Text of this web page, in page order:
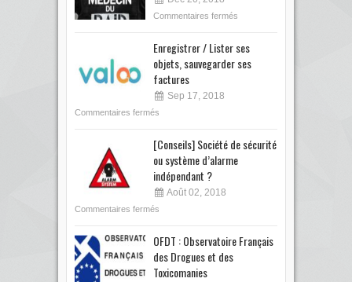
Commentaires fermés
Enregistrer / Lister ses
objets, sauvegarder ses
factures
Sep 17, 2018
Commentaires fermés
[Conseils] Société de sécurité
ou système d’alarme
indépendant ?
Août 02, 2018
Commentaires fermés
OFDT : Observatoire Français
des Drogues et des
Toxicomanies